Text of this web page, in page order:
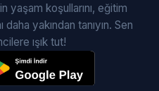
yaşam koşullarını, eğitim
yakından tanıyın. Sen
ışık tut!